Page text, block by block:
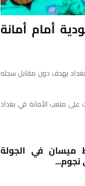
أمام أمانة
بغداد بهدف دون مقابل سجله
على ملعب الأمانة في بغداد
ميسان في الجولة
نجوم...